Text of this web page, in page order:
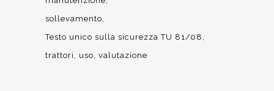
sollevamento
Testo unico sulla sicurezza TU 81/08
trattori
uso valutazione